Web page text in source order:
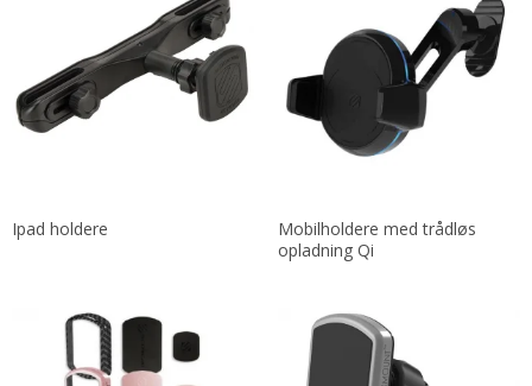
Ipad holdere
Mobilholdere med trådløs
opladning Qi